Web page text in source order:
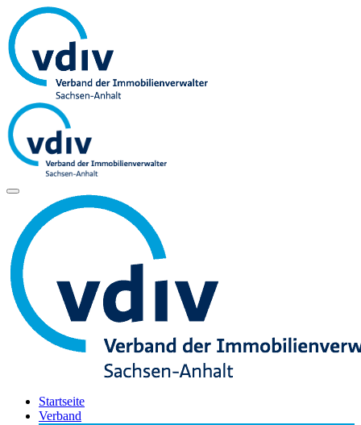
Startseite
Verband